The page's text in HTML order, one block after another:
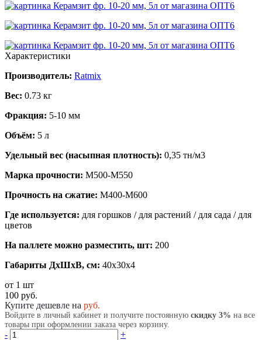
Характеристики
Производитель: Ratmix
Вес: 0.73 кг
Фракция: 5-10 мм
Объём: 5 л
Удельный вес (насыпная плотность): 0,35 тн/м3
Марка прочности: М500-М550
Прочность на сжатие: М400-М600
Где используется: для горшков / для растений / для сада / для
цветов
На паллете можно разместить, шт: 200
Габариты ДхШхВ, см: 40x30x4
от 1 шт
100 руб.
Купите дешевле на руб.
Войдите в личный кабинет и получите постоянную скидку 3% на все
товары при оформлении заказа через корзину.
-
+